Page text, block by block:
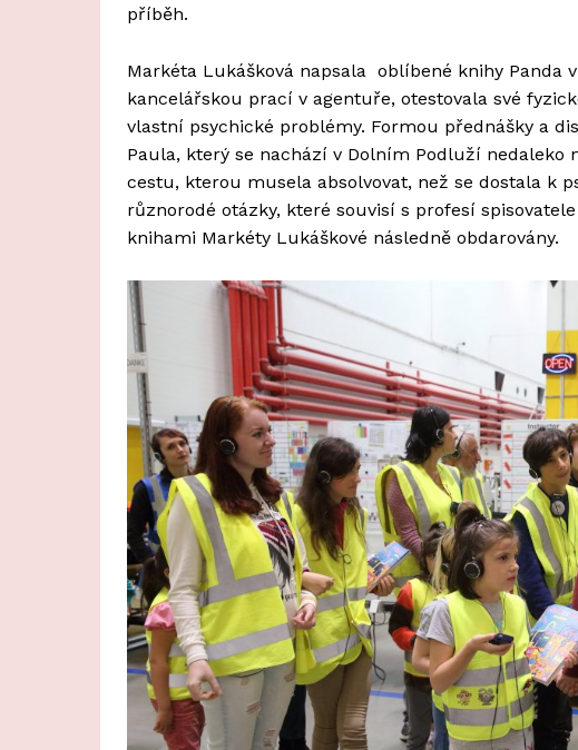
příběh.
Markéta Lukášková napsala oblíbené knihy Panda
kancelářskou prací v agentuře, otestovala své
vlastní psychické problémy. Formou přednášky a
Paula, který se nachází v Dolním Podluží
cestu, kterou musela absolvovat, než se dostala k
různorodé otázky, které souvisí s profesí
knihami Markéty Lukáškové následně obdarovány.